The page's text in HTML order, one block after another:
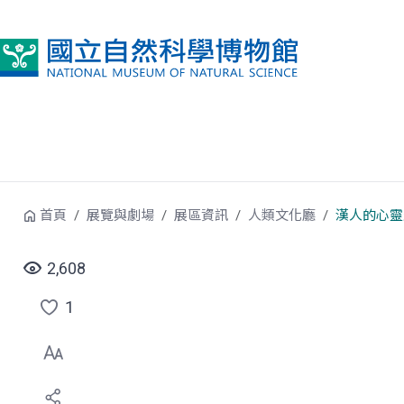
首頁 展覽與劇場 展區資訊 人類文化廳 漢人的心
2,608
點
選
喜
1